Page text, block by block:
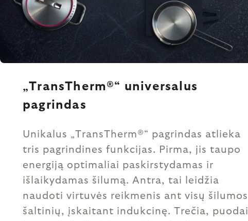
„TransTherm®“ universalus
pagrindas
Unikalus „TransTherm®“ pagrindas atlieka
tris pagrindines funkcijas. Pirma, jis taupo
energiją optimaliai paskirstydamas ir
išlaikydamas šilumą. Antra, tai leidžia
naudoti virtuvės reikmenis ant visų šilumos
šaltinių, įskaitant indukcinę. Trečia, puodai